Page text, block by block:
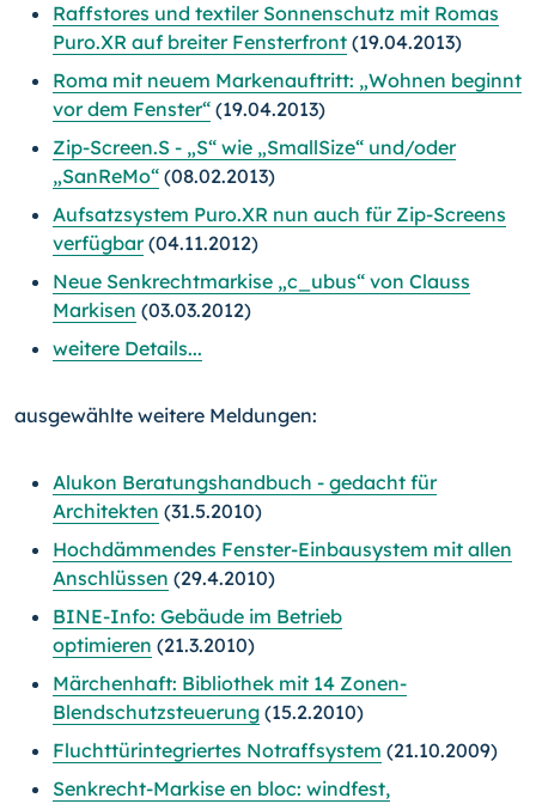
Raffstores und textiler Sonnenschutz mit Romas
Puro.XR auf breiter Fensterfront (19.04.2013)
Roma mit neuem Markenauftritt: „Wohnen beginnt
vor dem Fenster“ (19.04.2013)
Zip-Screen.S - „S“ wie „SmallSize“ und/oder
„SanReMo“ (08.02.2013)
Aufsatzsystem Puro.XR nun auch für Zip-Screens
verfügbar(04.11.2012)
Neue Senkrechtmarkise „c_ubus“ von Clauss
Markisen (03.03.2012)
weitere Details...
ausgewählte weitere Meldungen:
Alukon Beratungshandbuch - gedacht für
Architekten (31.5.2010)
Hochdämmendes Fenster-Einbausystem mit allen
Anschlüssen (29.4.2010)
BINE-Info: Gebäude im Betrieb
optimieren (21.3.2010)
Märchenhaft: Bibliothek mit 14 Zonen-
Blendschutzsteuerung (15.2.2010)
Fluchttürintegriertes Notraffsystem (21.10.2009)
Senkrecht-Markise en bloc: windfest,